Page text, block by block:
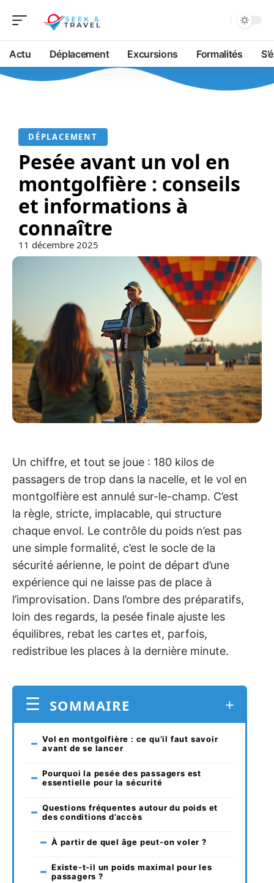
Actu Déplacement Excursions Formalités
DÉPLACEMENT
Pesée avant un vol en
montgolfière : conseils
et informations à
connaître
11 décembre 2025
Un chiffre, et tout se joue : 180 kilos de
passagers de trop dans la nacelle, et le vol en
montgolfière est annulé sur-le-champ. C’est
la règle, stricte, implacable, qui structure
chaque envol. Le contrôle du poids n’est pas
une simple formalité, c’est le socle de la
sécurité aérienne, le point de départ d’une
expérience qui ne laisse pas de place à
l’improvisation. Dans l’ombre des préparatifs,
loin des regards, la pesée finale ajuste les
équilibres, rebat les cartes et, parfois,
redistribue les places à la dernière minute.
SOMMAIRE
Vol en montgolfière : ce qu’il faut savoir
avant de se lancer
Pourquoi la pesée des passagers est
essentielle pour la sécurité
Questions fréquentes autour du poids et
des conditions d’accès
À partir de quel âge peut-on voler ?
Existe-t-il un poids maximal pour les
passagers ?